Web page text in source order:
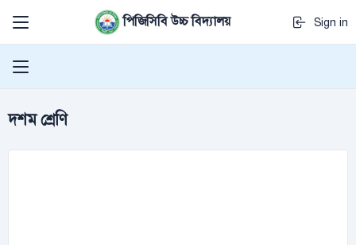
পিজিসিবি উচ্চ বিদ্যালয় Sign in
দশম শ্রেণি